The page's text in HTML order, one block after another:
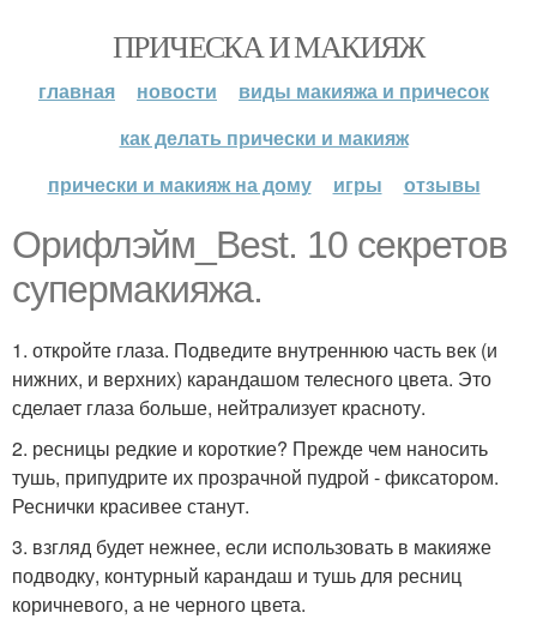
ПРИЧЕСКА И МАКИЯЖ
главная новости
виды макияжа и причесок
как делать прически и макияж
прически и макияж на дому
игры отзывы
Орифлэйм_Best. 10 секретов
супермакияжа.
1. откройте глаза. Подведите внутреннюю часть век (и
нижних, и верхних) карандашом телесного цвета. Это
сделает глаза больше, нейтрализует красноту.
2. ресницы редкие и короткие? Прежде чем наносить
тушь, припудрите их прозрачной пудрой - фиксатором.
Реснички красивее станут.
3. взгляд будет нежнее, если использовать в макияже
подводку, контурный карандаш и тушь для ресниц
коричневого, а не черного цвета.